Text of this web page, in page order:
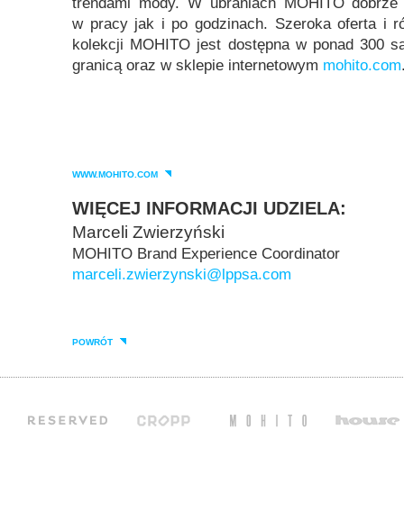
w pracy jak i po godzinach. Szeroka oferta i
kolekcji MOHITO jest dostępna w ponad 300
granicą oraz w sklepie internetowym mohito.com
WWW.MOHITO.COM
WIĘCEJ INFORMACJI UDZIELA:
Marceli Zwierzyński
MOHITO Brand Experience Coordinator
marceli.zwierzynski@lppsa.com
POWRÓT